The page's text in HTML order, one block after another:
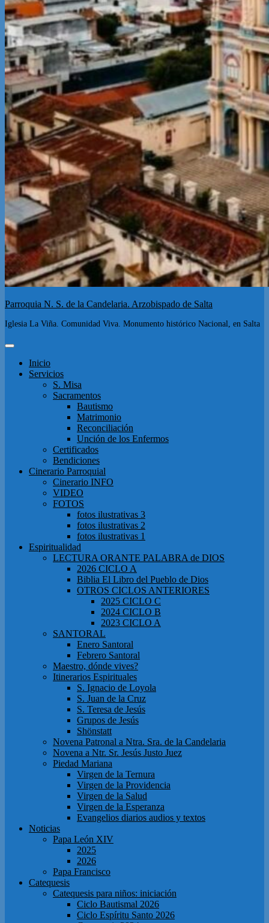
Parroquia N. S. de la Candelaria. Arzobispado de Salta
Iglesia La Viña. Comunidad Viva. Monumento histórico Nacional, en Salta
Inicio
Servicios
S. Misa
Sacramentos
Bautismo
Matrimonio
Reconciliación
Unción de los Enfermos
Certificados
Bendiciones
Cinerario Parroquial
Cinerario INFO
VIDEO
FOTOS
fotos ilustrativas 3
fotos ilustrativas 2
fotos ilustrativas 1
Espiritualidad
LECTURA ORANTE PALABRA de DIOS
2026 CICLO A
Biblia El Libro del Pueblo de Dios
OTROS CICLOS ANTERIORES
2025 CICLO C
2024 CICLO B
2023 CICLO A
SANTORAL
Enero Santoral
Febrero Santoral
Maestro, dónde vives?
Itinerarios Espirituales
S. Ignacio de Loyola
S. Juan de la Cruz
S. Teresa de Jesús
Grupos de Jesús
Shönstatt
Novena Patronal a Ntra. Sra. de la Candelaria
Novena a Ntr. Sr. Jesús Justo Juez
Piedad Mariana
Virgen de la Ternura
Virgen de la Providencia
Virgen de la Salud
Virgen de la Esperanza
Evangelios diarios audios y textos
Noticias
Papa León XIV
2025
2026
Papa Francisco
Catequesis
Catequesis para niños: iniciación
Ciclo Bautismal 2026
Ciclo Espíritu Santo 2026